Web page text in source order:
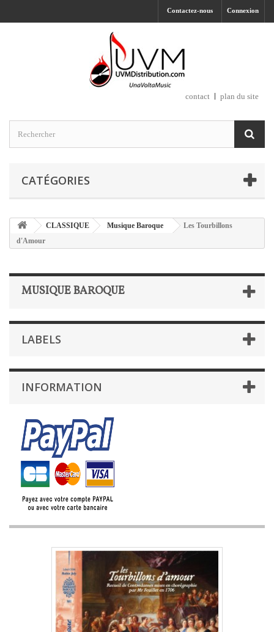
Connexion
Contactez-nous
contact plan du site
CATÉGORIES
CLASSIQUE Musique Baroque
Les Tourbillons
d'Amour
MUSIQUE BAROQUE
LABELS
INFORMATION